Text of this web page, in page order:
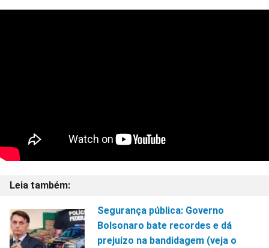
Segurança pública: Governo
Bolsonaro bate recordes e dá
prejuízo na bandidagem (veja o